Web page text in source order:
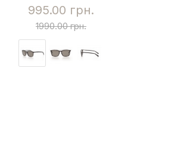
995.00 грн.
1990.00 грн.